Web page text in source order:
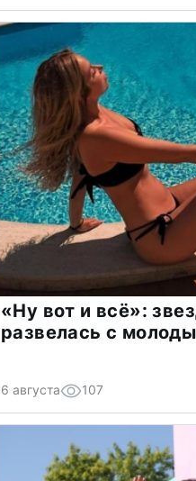
«Ну вот и всё»:
развелась с
6 августа 107